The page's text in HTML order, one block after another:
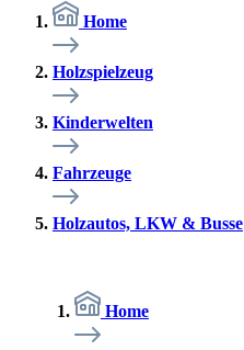
Home
Holzspielzeug
Kinderwelten
Fahrzeuge
Holzautos, LKW & Busse
Home